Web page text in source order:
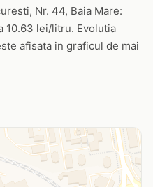
Nr. 44, Baia Mare:
10.63 lei/litru. Evolutia
afisata in graficul de mai